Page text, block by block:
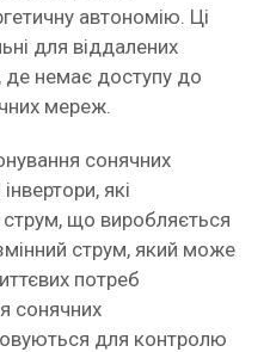
автономію. Ці
для віддалених
де немає доступу до
мереж.
сонячних
які
що виробляється
струм, який може
потреб
сонячних
для контролю